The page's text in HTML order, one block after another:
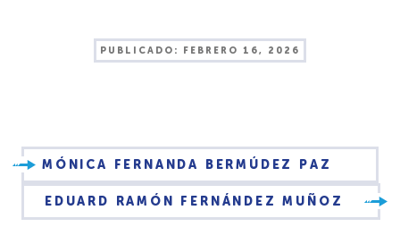
PUBLICADO: FEBRERO 16, 2026
MÓNICA FERNANDA BERMÚDEZ PAZ
EDUARD RAMÓN FERNÁNDEZ MUÑOZ